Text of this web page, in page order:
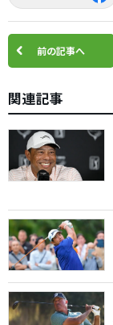
前の記事へ
関連記事